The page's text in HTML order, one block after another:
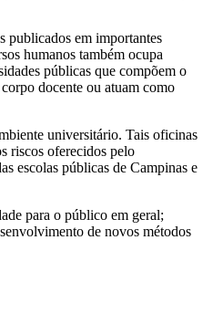
publicados em importantes
humanos também ocupa
públicas que compõem o
docente ou atuam como
universitário. Tais oficinas
riscos oferecidos pelo
escolas públicas de Campinas e
para o público em geral;
de novos métodos